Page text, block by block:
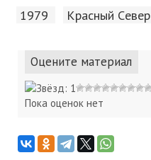
1979 Красный Cевер
Оцените материал
Пока оценок нет